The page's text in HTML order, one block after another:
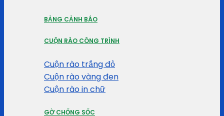
BẢNG CẢNH BÁO
CUỘN RÀO CÔNG TRÌNH
Cuộn rào trắng đỏ
Cuộn rào vàng đen
Cuộn rào in chữ
GỜ CHỐNG SỐC